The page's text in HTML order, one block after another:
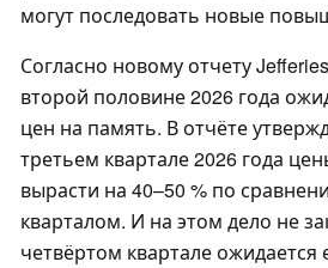
могут последовать новые
Согласно новому отчету
второй половине 2026 года
цен на память. В отчёте
третьем квартале 2026 года
вырасти на 40–50 % по
кварталом. И на этом дело не
четвёртом квартале